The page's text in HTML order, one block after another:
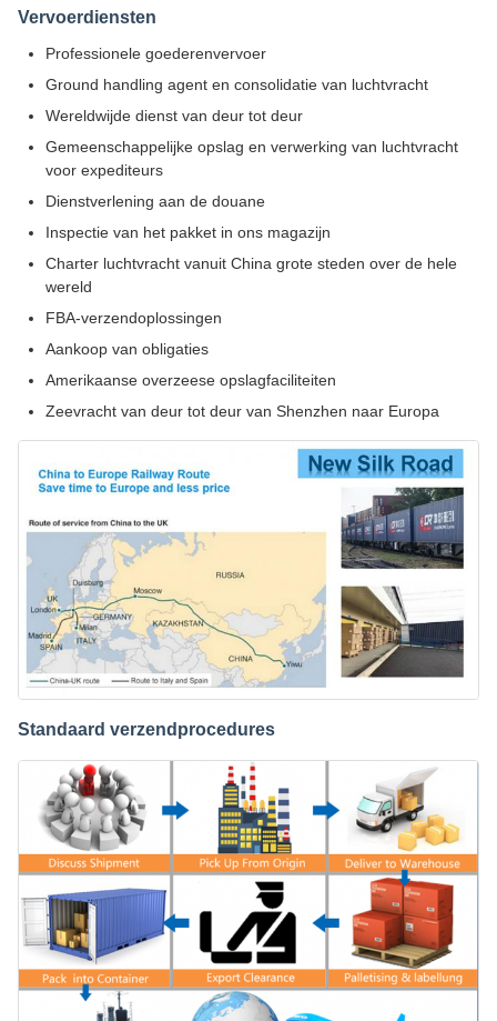
Vervoerdiensten
Professionele goederenvervoer
Ground handling agent en consolidatie van luchtvracht
Wereldwijde dienst van deur tot deur
Gemeenschappelijke opslag en verwerking van luchtvracht
voor expediteurs
Dienstverlening aan de douane
Inspectie van het pakket in ons magazijn
Charter luchtvracht vanuit China grote steden over de hele
wereld
FBA-verzendoplossingen
Aankoop van obligaties
Amerikaanse overzeese opslagfaciliteiten
Zeevracht van deur tot deur van Shenzhen naar Europa
Standaard verzendprocedures